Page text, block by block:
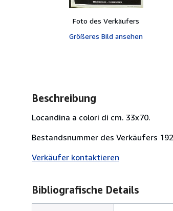
Foto des Verkäufers
Größeres Bild ansehen
Beschreibung
Locandina a colori di cm. 33x70.
Bestandsnummer des Verkäufers
Verkäufer kontaktieren
Bibliografische Details